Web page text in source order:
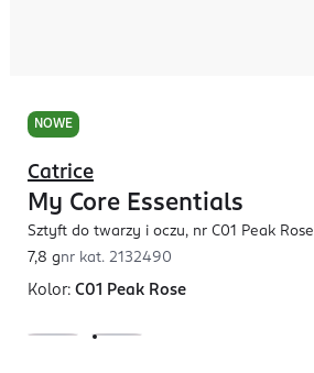
NOWE
Catrice
My Core Essentials
Sztyft do twarzy i oczu, nr C01 Peak Rose
7,8 gnr kat. 2132490
Kolor: C01 Peak Rose